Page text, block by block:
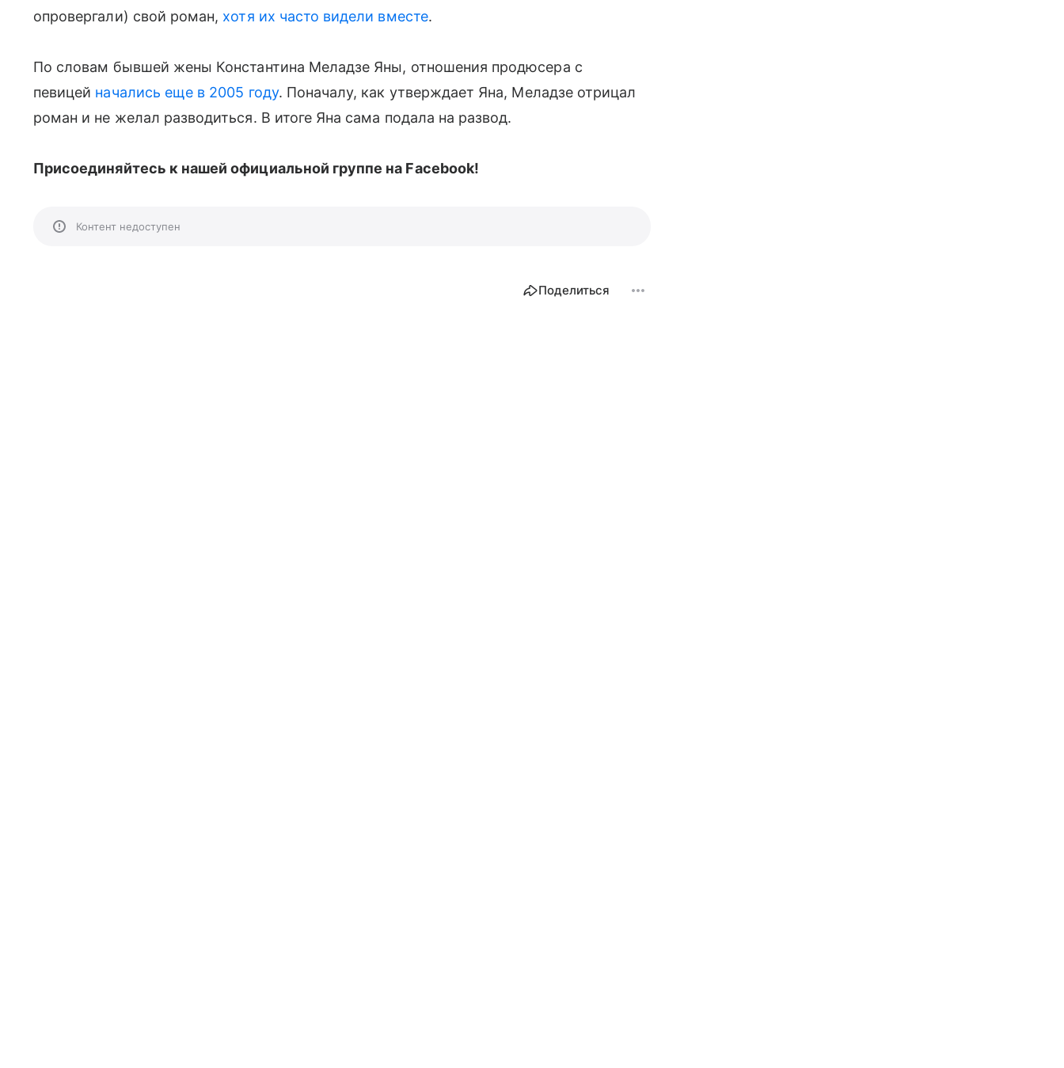
опровергали) свой роман, хотя их часто видели вместе.
По словам бывшей жены Константина Меладзе Яны, отношения продюсера с
певицей начались еще в 2005 году. Поначалу, как утверждает Яна, Меладзе отрицал
роман и не желал разводиться. В итоге Яна сама подала на развод.
Присоединяйтесь к нашей официальной группе на Facebook!
Контент недоступен
Поделиться